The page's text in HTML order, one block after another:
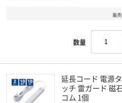
販売
数量
延長コード 電源
ッチ 雷ガード 磁
コム 1個